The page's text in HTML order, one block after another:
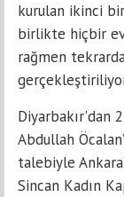
kurulan ikinci
birlikte hiçbir
rağmen
Diyarbakır'dan
Abdullah
talebiyle
Sincan Kadın